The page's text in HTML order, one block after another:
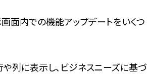
面内での機能アップデートをいくつ
列に表示し、ビジネスニーズに基づ